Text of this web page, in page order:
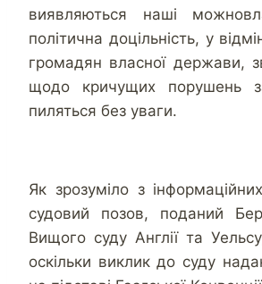
виявляються наші
політична доцільність, у
громадян власної держави,
щодо кричущих порушень
пиляться без уваги.
Як зрозуміло з
судовий позов, поданий
Вищого суду Англії та
оскільки виклик до суду